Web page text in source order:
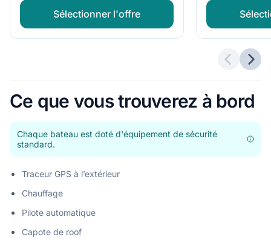
Sélectionner l'offre
Ce que vous trouverez à bord
Chaque bateau est doté d'équipement de sécurité
standard.
Traceur GPS à l’extérieur
Chauffage
Pilote automatique
Capote de roof